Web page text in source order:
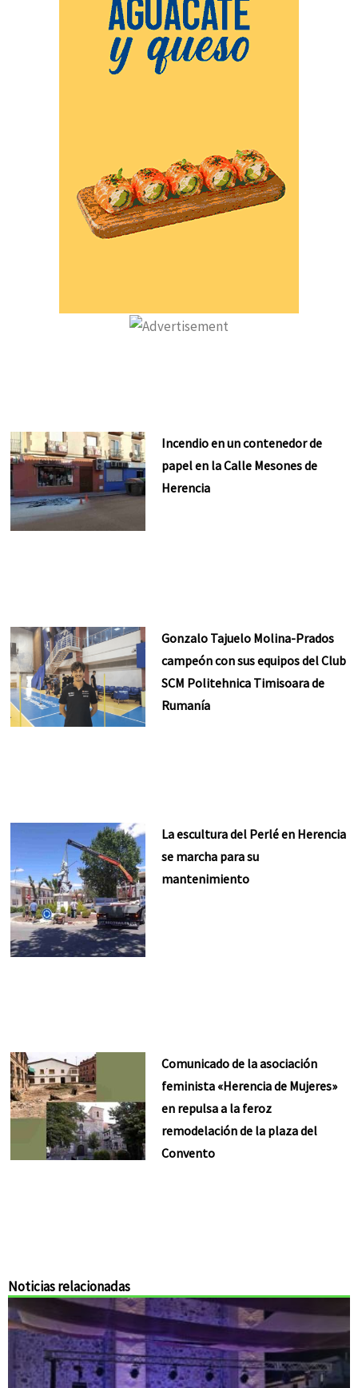
Incendio en un contenedor de
papel en la Calle Mesones de
Herencia
Gonzalo Tajuelo Molina-Prados
campeón con sus equipos del Club
SCM Politehnica Timisoara de
Rumanía
La escultura del Perlé en Herencia
se marcha para su
mantenimiento
Comunicado de la asociación
feminista «Herencia de Mujeres»
en repulsa a la feroz
remodelación de la plaza del
Convento
Noticias relacionadas